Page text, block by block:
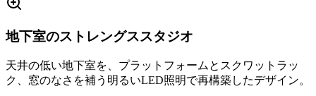
地下室のストレングススタジオ
天井の低い地下室を、プラットフォームとスクワットラッ
ク、窓のなさを補う明るいLED照明で再構築したデザイン。